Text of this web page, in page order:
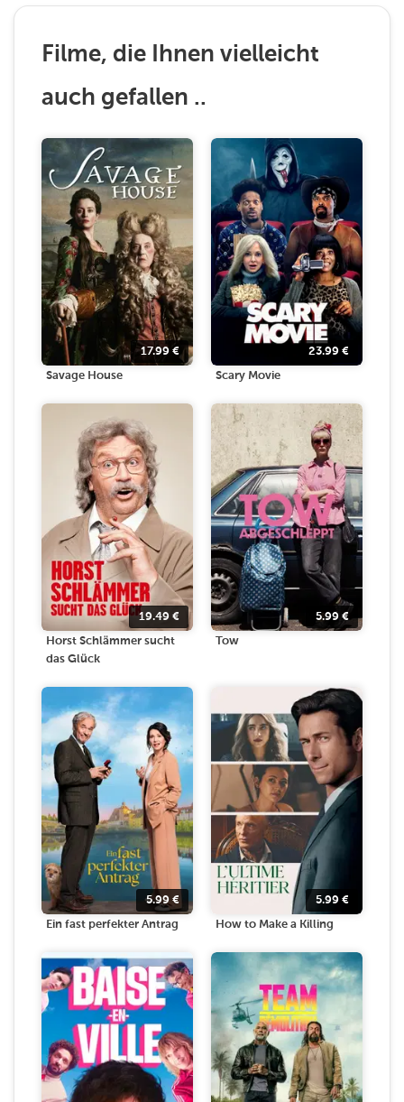
Filme, die Ihnen vielleicht
auch gefallen ..
17.99 €
Savage House
23.99 €
Scary Movie
19.49 €
Horst Schlämmer sucht
das Glück
5.99 €
Tow
5.99 €
Ein fast perfekter Antrag
5.99 €
How to Make a Killing